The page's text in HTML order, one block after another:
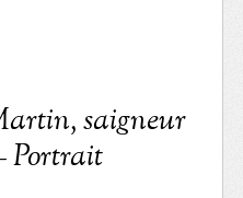
saigneur
Portrait